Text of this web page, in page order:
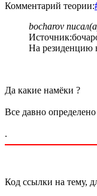
Комментарий теории:
bocharov
На резиденцию
Да какие намёки ?
Все давно
.
Код ссылки на тему,